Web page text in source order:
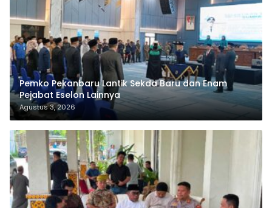
Pemko Pekanbaru Lantik Sekda Baru dan Enam
Pejabat Eselon Lainnya
Agustus 3, 2026